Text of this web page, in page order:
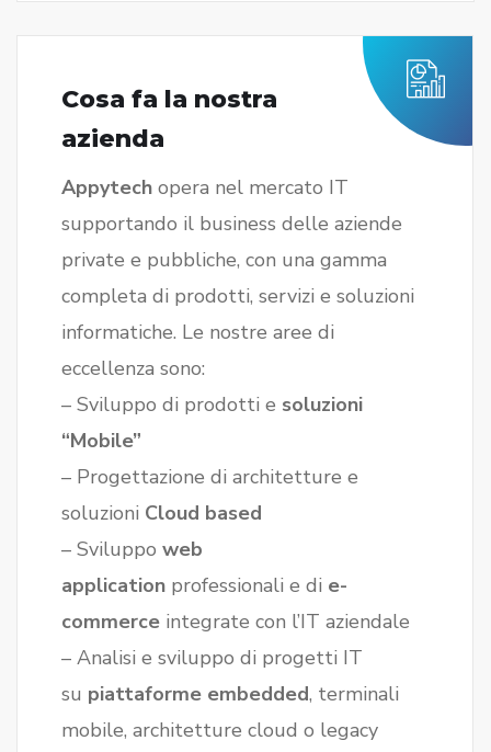
Cosa fa la nostra
azienda
Appytech opera nel mercato IT
supportando il business delle aziende
private e pubbliche, con una gamma
completa di prodotti, servizi e soluzioni
informatiche. Le nostre aree di
eccellenza sono:
– Sviluppo di prodotti e soluzioni
“Mobile”
– Progettazione di architetture e
soluzioni Cloud based
– Sviluppo web
application professionali e di e-
commerce integrate con l’IT aziendale
– Analisi e sviluppo di progetti IT
su piattaforme embedded, terminali
mobile, architetture cloud o legacy